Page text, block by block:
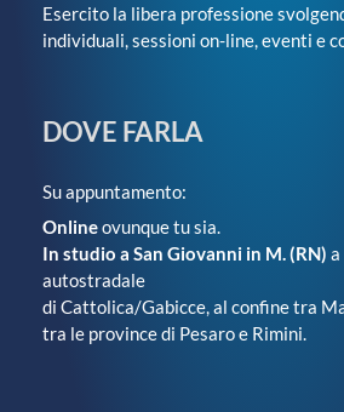
Esercito la libera professione
individuali, sessioni on-line, eventi e
DOVE FARLA
Su appuntamento:
Onlineovunque tu sia.
In studio a San Giovanni in M. (RN) a
autostradale
di Cattolica/Gabicce, al confine tra
tra le province di Pesaro e Rimini.